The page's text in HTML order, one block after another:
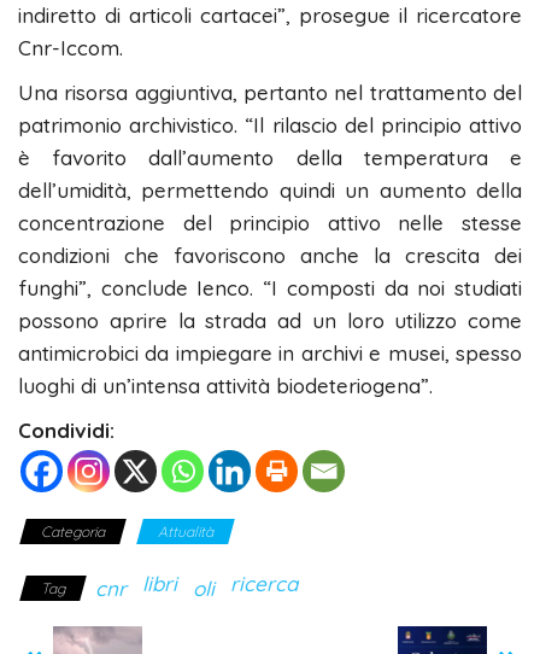
indiretto di articoli cartacei”, prosegue il ricercatore
Cnr-Iccom.
Una risorsa aggiuntiva, pertanto nel trattamento del
patrimonio archivistico. “Il rilascio del principio attivo
è favorito dall’aumento della temperatura e
dell’umidità, permettendo quindi un aumento della
concentrazione del principio attivo nelle stesse
condizioni che favoriscono anche la crescita dei
funghi”, conclude Ienco. “I composti da noi studiati
possono aprire la strada ad un loro utilizzo come
antimicrobici da impiegare in archivi e musei, spesso
luoghi di un’intensa attività biodeteriogena”.
Condividi:
Categoria Attualità
Tag cnr libri oli ricerca